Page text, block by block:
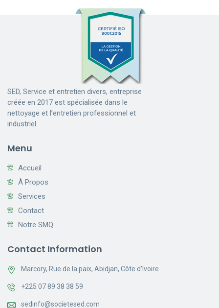
SED, Service et entretien divers, entreprise
créée en 2017 est spécialisée dans le
nettoyage et l’entretien professionnel et
industriel.
Menu
Accueil
À Propos
Services
Contact
Notre SMQ
Contact Information
Marcory, Rue de la paix, Abidjan, Côte d'Ivoire
+225 07 89 38 38 59
sedinfo@societesed.com